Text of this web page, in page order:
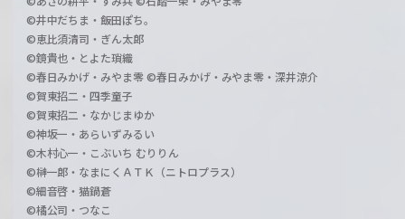
©井中だちま・飯田ぽち。
©恵比須清司・ぎん太郎
©鏡貴也・とよた瑣織
©春日みかげ・みやま零 ©春日みかげ・みやま零・深井涼介
©賀東招二・四季童子
©賀東招二・なかじまゆか
©神坂一・あらいずみるい
©木村心一・こぶいち むりりん
©榊一郎・なまにくＡＴＫ（ニトロプラス）
©細音啓・猫鍋蒼
©橘公司・つなこ